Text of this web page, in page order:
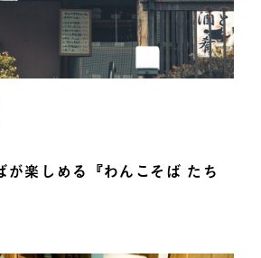
が楽しめる『わんこそば たち